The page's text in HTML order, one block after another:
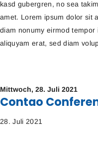
kasd gubergren, no sea
amet. Lorem ipsum dolor sit
diam nonumy eirmod
aliquyam erat, sed diam
Mittwoch, 28. Juli 2021
Contao
28. Juli 2021